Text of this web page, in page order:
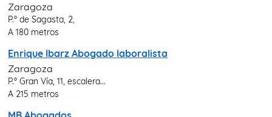
Zaragoza
P.º de Sagasta, 2,
A 180 metros
Enrique Ibarz Abogado laboralista
Zaragoza
P.º Gran Vía, 11, escalera...
A 215 metros